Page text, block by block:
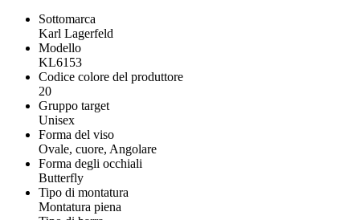
Sottomarca
Karl Lagerfeld
Modello
KL6153
Codice colore del produttore
20
Gruppo target
Unisex
Forma del viso
Ovale, cuore, Angolare
Forma degli occhiali
Butterfly
Tipo di montatura
Montatura piena